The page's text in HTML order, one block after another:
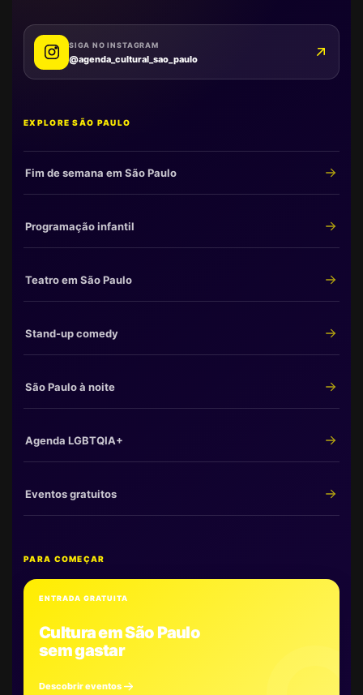
SIGA NO INSTAGRAM
@agenda_cultural_sao_paulo
EXPLORE SÃO PAULO
Fim de semana em São Paulo
Programação infantil
Teatro em São Paulo
Stand-up comedy
São Paulo à noite
Agenda LGBTQIA+
Eventos gratuitos
PARA COMEÇAR
ENTRADA GRATUITA
Cultura em São Paulo
sem gastar
Descobrir eventos